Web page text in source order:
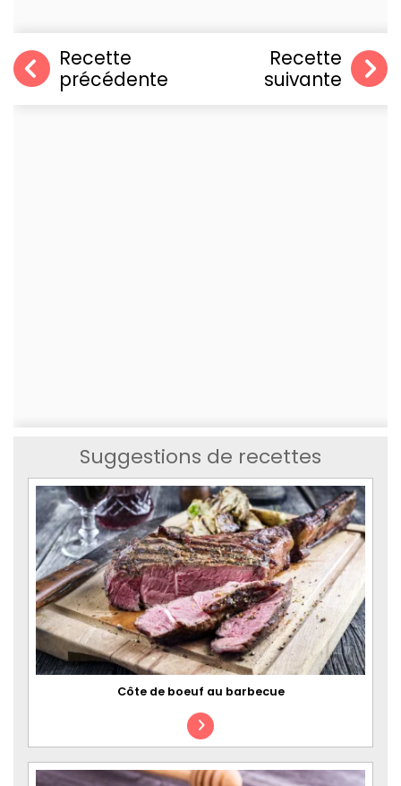
Recette
précédente
Recette
suivante
Suggestions de recettes
Côte de boeuf au barbecue